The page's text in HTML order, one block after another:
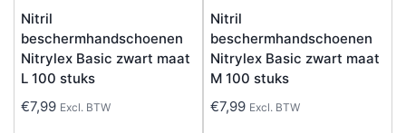
Nitril
beschermhandschoenen
Nitrylex Basic zwart maat
L 100 stuks
€7,99 Excl. BTW
Nitril
beschermhandschoenen
Nitrylex Basic zwart maat
M 100 stuks
€7,99 Excl. BTW